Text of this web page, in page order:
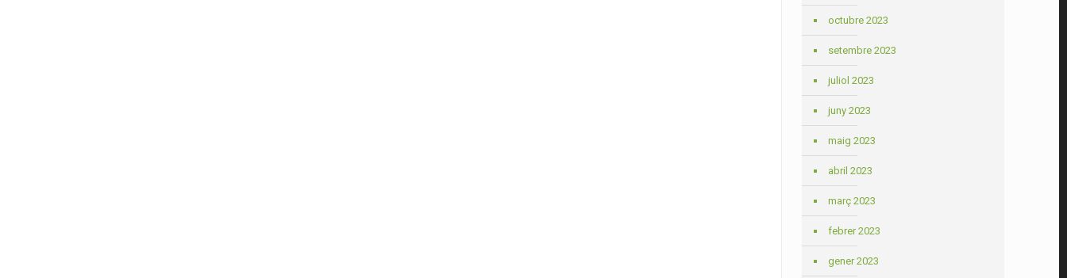
octubre 2023
setembre 2023
juliol 2023
juny 2023
maig 2023
abril 2023
març 2023
febrer 2023
gener 2023